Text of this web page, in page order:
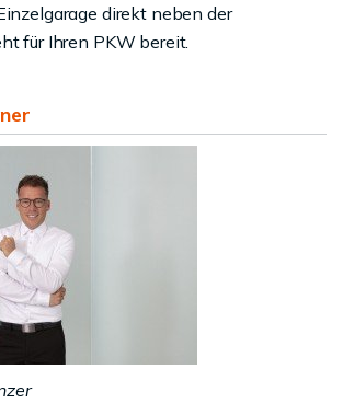
direkt neben der
für Ihren PKW bereit.